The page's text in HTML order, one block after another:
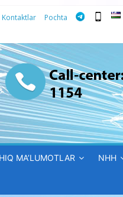
Kontaktlar Pochta
MA’LUMOTLAR NHH